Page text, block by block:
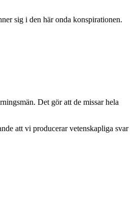
sig i den här onda konspirationen.
Det gör att de missar hela
att vi producerar vetenskapliga svar